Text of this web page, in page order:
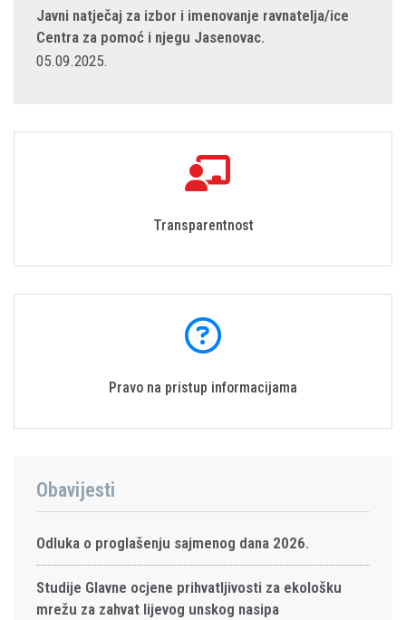
Javni natječaj za izbor i imenovanje ravnatelja/ice
Centra za pomoć i njegu Jasenovac.
05.09.2025.
Transparentnost
Pravo na pristup informacijama
Obavijesti
Odluka o proglašenju sajmenog dana 2026.
Studije Glavne ocjene prihvatljivosti za ekološku
mrežu za zahvat lijevog unskog nasipa